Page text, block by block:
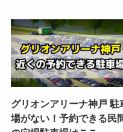
グリオンアリーナ神戸 駐
場がない！予約できる民